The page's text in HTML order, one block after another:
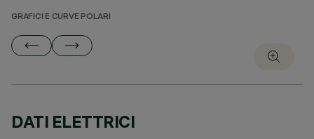
GRAFICI E CURVE POLARI
DATI ELETTRICI